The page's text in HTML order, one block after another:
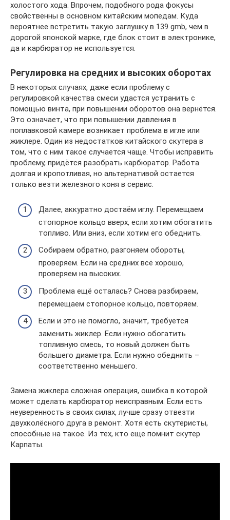
холостого хода. Впрочем, подобного рода фокусы
свойственны в основном китайским мопедам. Куда
вероятнее встретить такую заглушку в 139 gmb, чем в
дорогой японской марке, где блок стоит в электронике,
да и карбюратор не используется.
Регулировка на средних и высоких оборотах
В некоторых случаях, даже если проблему с
регулировкой качества смеси удастся устранить с
помощью винта, при повышении оборотов она вернётся.
Это означает, что при повышении давления в
поплавковой камере возникает проблема в игле или
жиклере. Один из недостатков китайского скутера в
том, что с ним такое случается чаще. Чтобы исправить
проблему, придётся разобрать карбюратор. Работа
долгая и кропотливая, но альтернативой остается
только везти железного коня в сервис.
Далее, аккуратно достаём иглу. Перемещаем
стопорное кольцо вверх, если хотим обогатить
топливо. Или вниз, если хотим его обеднить.
Собираем обратно, разгоняем обороты,
проверяем. Если на средних всё хорошо,
проверяем на высоких.
Проблема ещё осталась? Снова разбираем,
перемещаем стопорное кольцо, повторяем.
Если и это не помогло, значит, требуется
заменить жиклер. Если нужно обогатить
топливную смесь, то новый должен быть
большего диаметра. Если нужно обеднить –
соответственно меньшего.
Замена жиклера сложная операция, ошибка в которой
может сделать карбюратор неисправным. Если есть
неуверенность в своих силах, лучше сразу отвезти
двухколёсного друга в ремонт. Хотя есть скутеристы,
способные на такое. Из тех, кто еще помнит скутер
Карпаты.